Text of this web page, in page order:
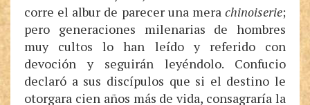
corre el albur de parecer una mera chinoiserie;
pero generaciones milenarias de hombres
muy cultos lo han leído y referido con
devoción y seguirán leyéndolo. Confucio
declaró a sus discípulos que si el destino le
otorgara cien años más de vida, consagraría la